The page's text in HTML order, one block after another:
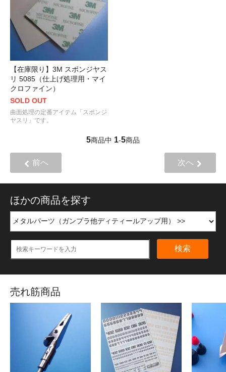
【在庫限り】3M スポンジヤス
リ 5085（仕上げ処理用・マイ
クロファイン）
SOLD OUT
曲面処理の定番アイテム「スポンジ
ヤスリ」です。
5商品中 1-5商品
前へ 次へ
ほかの商品を探す
検索
売れ筋商品